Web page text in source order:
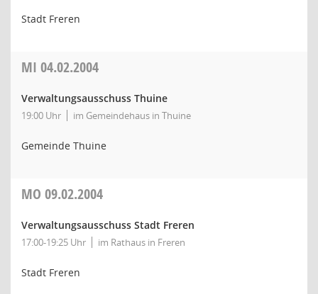
Stadt Freren
MI 04.02.2004
Verwaltungsausschuss Thuine
19:00 Uhr im Gemeindehaus in Thuine
Gemeinde Thuine
MO 09.02.2004
Verwaltungsausschuss Stadt Freren
17:00-19:25 Uhr im Rathaus in Freren
Stadt Freren